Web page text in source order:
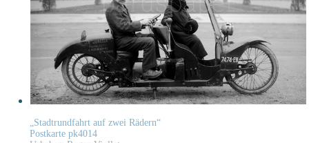
„Stadtrundfahrt auf zwei Rädern“
Postkarte pk4014